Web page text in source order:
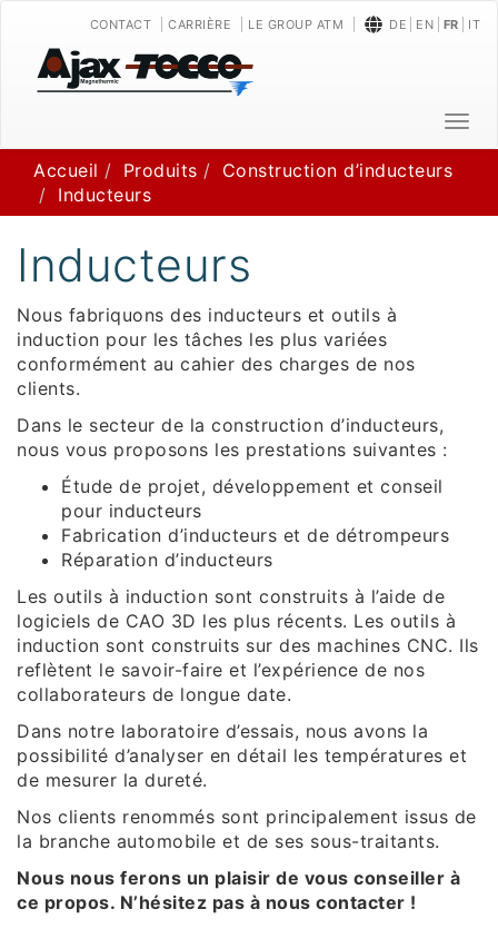
DE EN FR IT
CONTACT CARRIÈRE LE GROUP ATM
T
o
l
Accueil Produits
Construction d’inducteurs
Inducteurs
Inducteurs
Nous fabriquons des inducteurs et outils à
induction pour les tâches les plus variées
conformément au cahier des charges de nos
clients.
Dans le secteur de la construction d’inducteurs,
nous vous proposons les prestations suivantes :
Étude de projet, développement et conseil
pour inducteurs
Fabrication d’inducteurs et de détrompeurs
Réparation d’inducteurs
Les outils à induction sont construits à l’aide de
logiciels de CAO 3D les plus récents. Les outils à
induction sont construits sur des machines CNC. Ils
reflètent le savoir-faire et l’expérience de nos
collaborateurs de longue date.
Dans notre laboratoire d’essais, nous avons la
possibilité d’analyser en détail les températures et
de mesurer la dureté.
Nos clients renommés sont principalement issus de
la branche automobile et de ses sous-traitants.
Nous nous ferons un plaisir de vous conseiller à
ce propos. N’hésitez pas à nous contacter !